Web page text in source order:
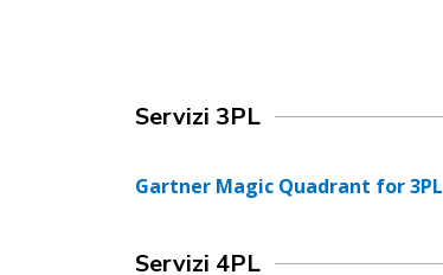
Servizi 3PL
Gartner Magic Quadrant for 3PL
Servizi 4PL